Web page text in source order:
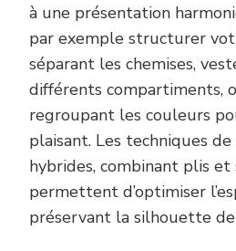
à une présentation
par exemple structurer
séparant les chemises,
différents compartiments,
regroupant les couleurs
plaisant. Les techniques de
hybrides, combinant plis
permettent d’optimiser
préservant la silhouette